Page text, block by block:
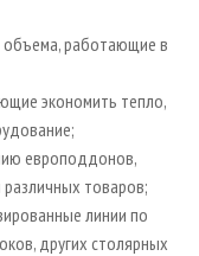
объема, работающие в
экономить тепло,
европоддонов,
товаров;
линии по
других столярных